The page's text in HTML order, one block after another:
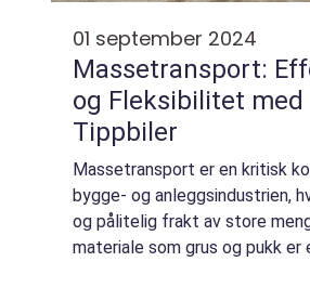
01 september 2024
Massetransport:
og Fleksibilitet med
Tippbiler
Massetransport er en kritisk
bygge- og anleggsindustrien,
og pålitelig frakt av store
materiale som grus og pukk er